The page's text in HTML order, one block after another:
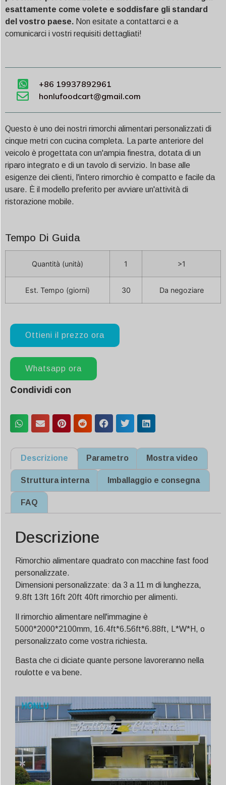
esattamente come volete e soddisfare gli standard
del vostro paese. Non esitate a contattarci e a
comunicarci i vostri requisiti dettagliati!
+86 19937892961
honlufoodcart@gmail.com
Questo è uno dei nostri rimorchi alimentari personalizzati di
cinque metri con cucina completa. La parte anteriore del
veicolo è progettata con un'ampia finestra, dotata di un
riparo integrato e di un tavolo di servizio. In base alle
esigenze dei clienti, l'intero rimorchio è compatto e facile da
usare. È il modello preferito per avviare un'attività di
ristorazione mobile.
Tempo Di Guida
Quantità (unità) 1 >1
Est. Tempo (giorni) 30 Da negoziare
Ottieni il prezzo ora
Whatsapp ora
Condividi con
Descrizione Parametro Mostra video
Struttura interna Imballaggio e consegna
FAQ
Descrizione
Rimorchio alimentare quadrato con macchine fast food
personalizzate.
Dimensioni personalizzate: da 3 a 11 m di lunghezza,
9.8ft 13ft 16ft 20ft 40ft rimorchio per alimenti.
Il rimorchio alimentare nell'immagine è
5000*2000*2100mm, 16.4ft*6.56ft*6.88ft, L*W*H, o
personalizzato come vostra richiesta.
Basta che ci diciate quante persone lavoreranno nella
roulotte e va bene.